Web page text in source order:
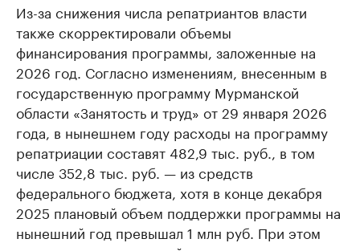
Из-за снижения числа репатриантов власти
также скорректировали объемы
финансирования программы, заложенные на
2026 год. Согласно изменениям, внесенным в
государственную программу Мурманской
области «Занятость и труд» от 29 января 2026
года, в нынешнем году расходы на программу
репатриации составят 482,9 тыс. руб., в том
числе 352,8 тыс. руб. — из средств
федерального бюджета, хотя в конце декабря
2025 плановый объем поддержки программы на
нынешний год превышал 1 млн руб. При этом